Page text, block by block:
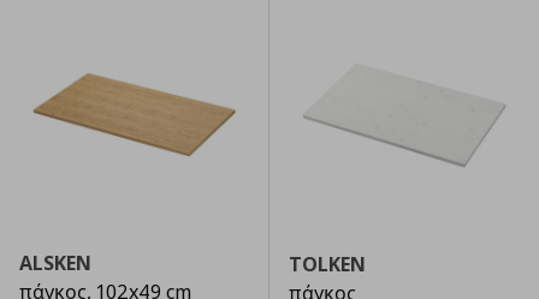
ALSKEN
πάγκος, 102x49 cm
TOLKEN
πάγκος